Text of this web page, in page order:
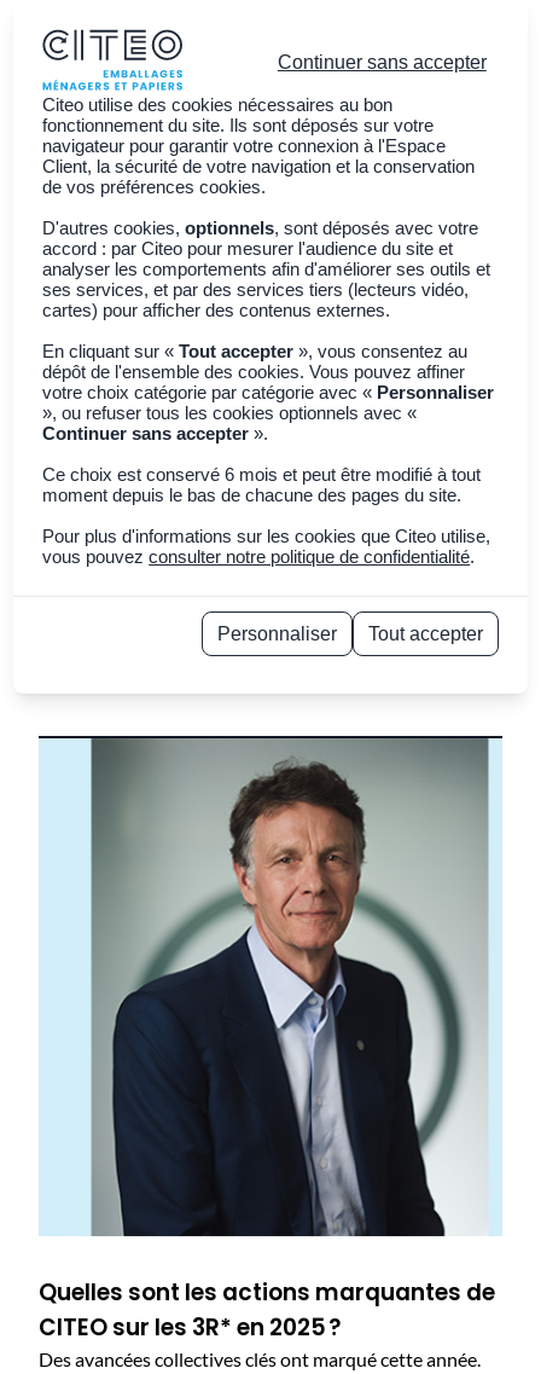
Vous êtes ?
Découvrir CITEO
Actualités
Adhérer à CITEO
Retour à toutes les actualités
citeo
Bilan & perspectives
17 mars 2026 Copier le lien
Jean Hornain, Directeur général de CITEO, revient sur
les faits marquants de l’année 2025, et donne les
Quelles sont les actions marquantes de
CITEO sur les 3R* en 2025 ?
Des avancées collectives clés ont marqué cette année.
Continuer sans accepter
Citeo utilise des cookies nécessaires au bon
fonctionnement du site. Ils sont déposés sur votre
navigateur pour garantir votre connexion à l'Espace
Client, la sécurité de votre navigation et la conservation
de vos préférences cookies.
D'autres cookies,optionnels, sont déposés avec votre
accord : par Citeo pour mesurer l'audience du site et
analyser les comportements afin d'améliorer ses outils et
ses services, et par des services tiers (lecteurs vidéo,
cartes) pour afficher des contenus externes.
En cliquant sur «Tout accepter », vous consentez au
dépôt de l'ensemble des cookies. Vous pouvez affiner
votre choix catégorie par catégorie avec « Personnaliser
», ou refuser tous les cookies optionnels avec «
Continuer sans accepter ».
Ce choix est conservé 6 mois et peut être modifié à tout
moment depuis le bas de chacune des pages du site.
Pour plus d'informations sur les cookies que Citeo utilise,
vous pouvezconsulter notre politique de confidentialité.
Personnaliser
Tout accepter